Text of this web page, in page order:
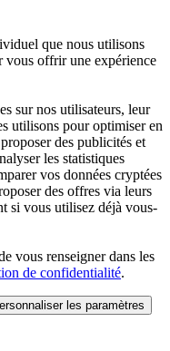
que nous utilisons
vous offrir une expérience
sur nos utilisateurs, leur
utilisons pour optimiser en
des publicités et
les statistiques
vos données cryptées
des offres via leurs
si vous utilisez déjà vous-
vous renseigner dans les
de confidentialité.
les paramètres